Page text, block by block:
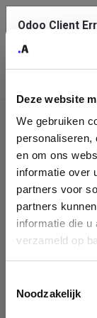
Deze website
We gebruiken
personaliseren,
en om ons
informatie over
partners voor
partners
informatie die u
verzameld op
Noodzakelijk
Company
Please fill in
You can search a
enterprise ID.
form. If you don't
Odoo Client
service.
See details
Ok